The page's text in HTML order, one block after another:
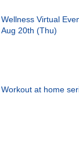
Wellness Virtual
Aug 20th (Thu)
Workout at home